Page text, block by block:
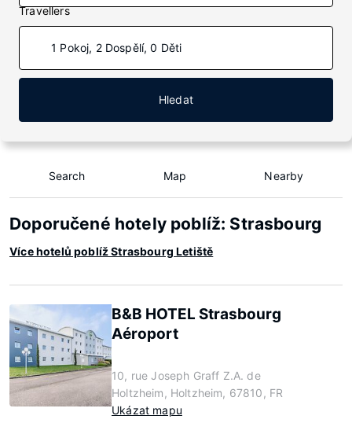
Travellers
1 Pokoj, 2 Dospělí, 0 Děti
Hledat
Search Map Nearby
Doporučené hotely poblíž: Strasbourg
Více hotelů poblíž Strasbourg Letiště
B&B HOTEL Strasbourg
Aéroport
10, rue Joseph Graff Z.A. de
Holtzheim, Holtzheim, 67810, FR
Ukázat mapu